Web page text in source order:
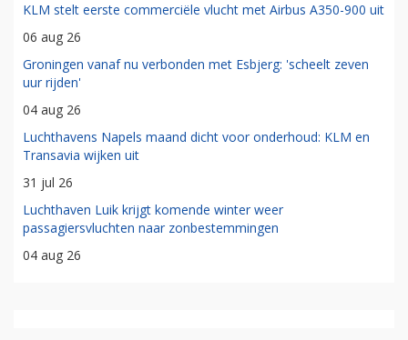
KLM stelt eerste commerciële vlucht met Airbus A350-900 uit
06 aug 26
Groningen vanaf nu verbonden met Esbjerg: 'scheelt zeven
uur rijden'
04 aug 26
Luchthavens Napels maand dicht voor onderhoud: KLM en
Transavia wijken uit
31 jul 26
Luchthaven Luik krijgt komende winter weer
passagiersvluchten naar zonbestemmingen
04 aug 26